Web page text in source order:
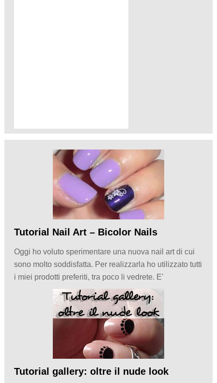
Tutorial Nail Art – Bicolor Nails
Oggi ho voluto sperimentare una nuova nail art di cui
sono molto soddisfatta. Per realizzarla ho utilizzato tutti
i miei prodotti preferiti, tra poco li vedrete. E'
Tutorial gallery: oltre il nude look